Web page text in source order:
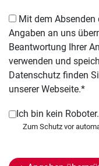
Angaben an uns
Beantwortung Ihrer
verwenden und
Datenschutz finden
unserer Webseite.*
Ich bin kein